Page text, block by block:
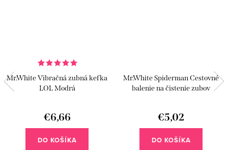
Mr.White Vibračná zubná kefka
LOL Modrá
€6,66
DO KOŠÍKA
Mr.White Spiderman Cestovné
balenie na čistenie zubov
€5,02
DO KOŠÍKA